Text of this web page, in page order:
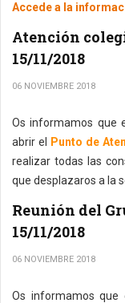
Accede a la
Atención
15/11/2018
06 NOVIEMBRE 2018
Os informamos que
abrir el
Punto de
realizar todas las
que desplazaros a la
Reunión del
15/11/2018
06 NOVIEMBRE 2018
Os informamos que